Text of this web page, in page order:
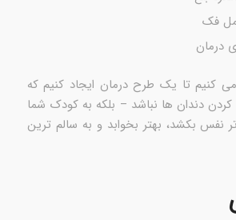
فک
درمان
کنیم تا یک طرح درمان ایجاد کنیم که
دندان ها نباشد – بلکه به کودک شما
نفس بکشد، بهتر بخوابد و به سالم ترین